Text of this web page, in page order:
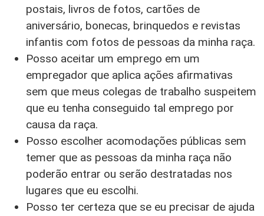
postais, livros de fotos, cartões de
aniversário, bonecas, brinquedos e revistas
infantis com fotos de pessoas da minha raça.
Posso aceitar um emprego em um
empregador que aplica ações afirmativas
sem que meus colegas de trabalho suspeitem
que eu tenha conseguido tal emprego por
causa da raça.
Posso escolher acomodações públicas sem
temer que as pessoas da minha raça não
poderão entrar ou serão destratadas nos
lugares que eu escolhi.
Posso ter certeza que se eu precisar de ajuda